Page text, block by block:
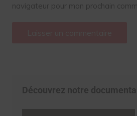
navigateur pour mon prochain
Découvrez notre